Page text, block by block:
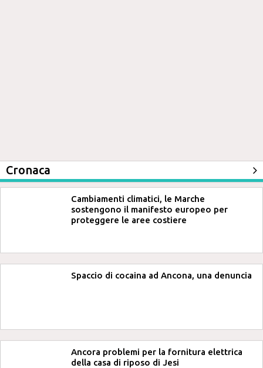
Cronaca
Cambiamenti climatici, le Marche
sostengono il manifesto europeo per
proteggere le aree costiere
Spaccio di cocaina ad Ancona, una denuncia
Ancora problemi per la fornitura elettrica
della casa di riposo di Jesi